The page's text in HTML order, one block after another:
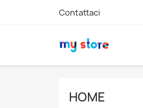
Contattaci
HOME